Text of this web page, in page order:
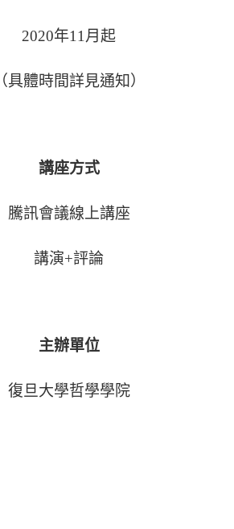
2020年11 月起
（具體時間詳見通知）
講座方式
騰訊會議線上講座
講演+評論
主辦單位
復旦大學哲學學院